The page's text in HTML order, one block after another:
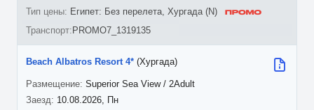
Египет: Без перелета, Хургада (N)
PROMO7_1319135
10.08.2026, Пн
Beach Albatros Resort 4* (Хургада)
Superior Sea View / 2Adult